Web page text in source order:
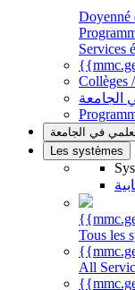
Doyenné
Services
Collèges
الجامعة
في الجامعة
Les systèmes
Tous les
All